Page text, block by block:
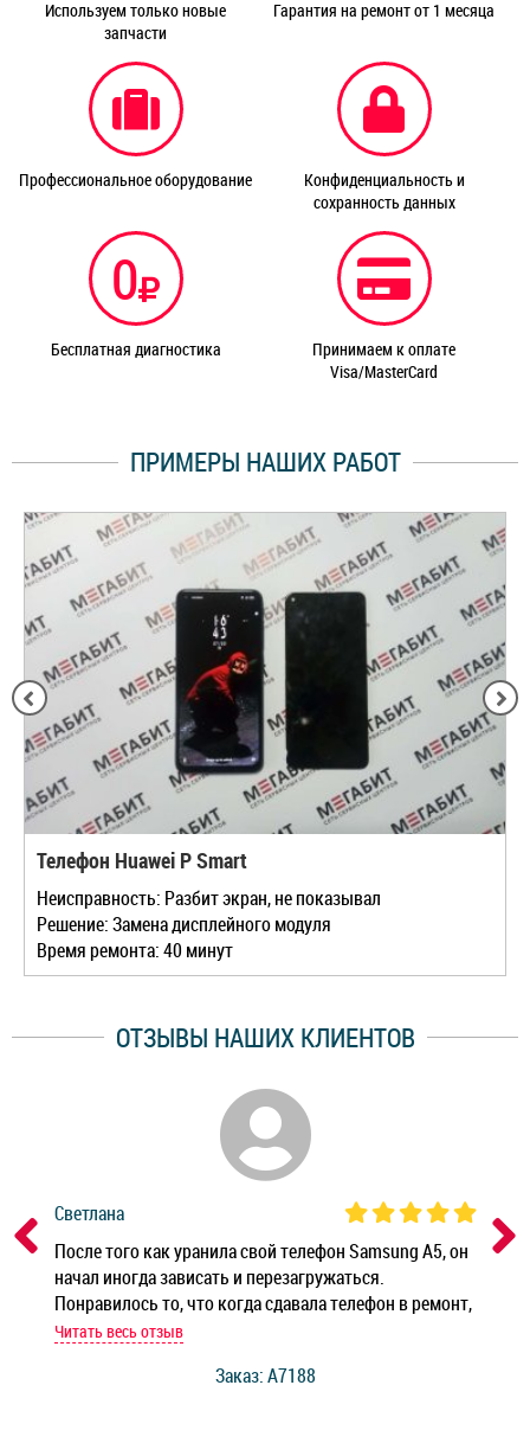
Используем только новые
запчасти
Гарантия на ремонт от 1 месяца
Профессиональное оборудование
Конфиденциальность и
сохранность данных
0
Бесплатная диагностика
Принимаем к оплате
Visa/MasterCard
ПРИМЕРЫ НАШИХ РАБОТ
Телефон Huawei P Smart
Неисправность: Разбит экран, не показывал
Решение: Замена дисплейного модуля
Время ремонта: 40 минут
ОТЗЫВЫ НАШИХ КЛИЕНТОВ
Светлана
После того как уранила свой телефон Samsung A5, он
начал иногда зависать и перезагружаться.
Понравилось то, что когда сдавала телефон в ремонт,
мастер при мне сделал быструю диагностику и сказал
работы и оперативность!
Читать весь отзыв
Заказ: A7188